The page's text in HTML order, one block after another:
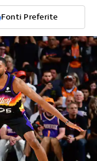
Fonti Preferite